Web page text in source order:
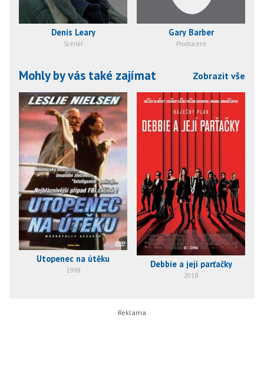
Denis Leary
Scénář
Gary Barber
Producent
Mohly by vás také zajímat Zobrazit vše
Utopenec na útěku
1998
Debbie a její parťačky
2018